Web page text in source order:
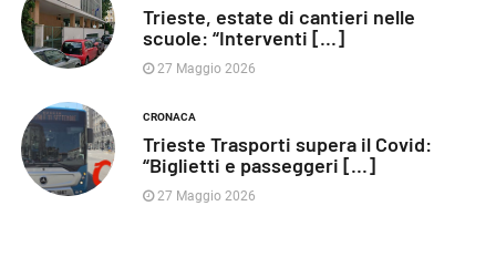
Trieste, estate di cantieri nelle
scuole: “Interventi [...]
27 Maggio 2026
CRONACA
Trieste Trasporti supera il Covid:
“Biglietti e passeggeri [...]
27 Maggio 2026